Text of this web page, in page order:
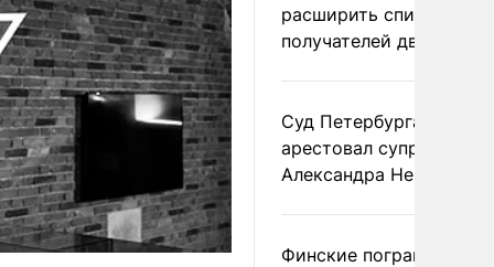
расширить список
получателей двух
Суд Петербурга заочно
арестовал супругу
Александра Невзорова
Финские пограничники